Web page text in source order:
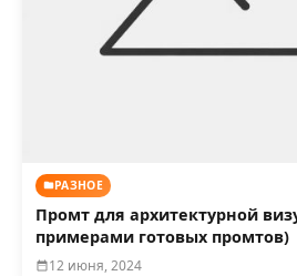
РАЗНОЕ
Промт для архитектурной
примерами готовых промтов)
12 июня, 2024